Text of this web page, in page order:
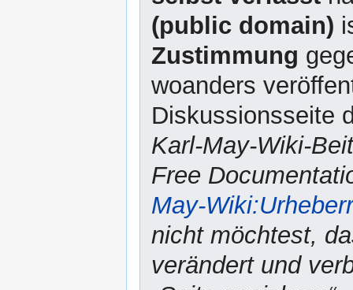
(public domain)
Zustimmung
woanders
Diskussionsseite
Karl-May-Wiki-
Free
May-
nicht möchtest,
verändert und